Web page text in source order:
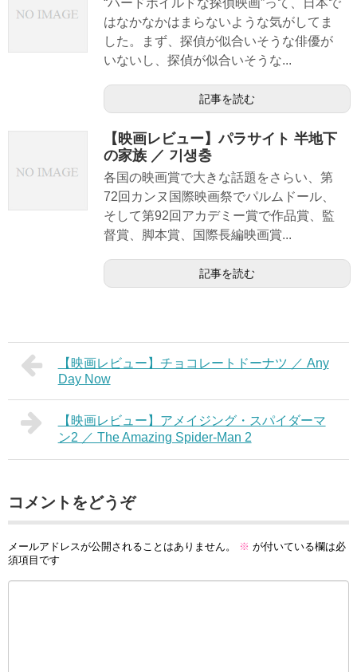
“ハードボイルドな探偵映画”って、日本で
はなかなかはまらないような気がしてま
した。まず、探偵が似合いそうな俳優が
いないし、探偵が似合いそうな...
記事を読む
【映画レビュー】パラサイト 半地下
の家族 ／ 기생충
各国の映画賞で大きな話題をさらい、第
72回カンヌ国際映画祭でパルムドール、
そして第92回アカデミー賞で作品賞、監
督賞、脚本賞、国際長編映画賞...
記事を読む
【映画レビュー】チョコレートドーナツ ／ Any
Day Now
【映画レビュー】アメイジング・スパイダーマ
ン2 ／ The Amazing Spider-Man 2
コメントをどうぞ
メールアドレスが公開されることはありません。 ※ が付いている欄は必
須項目です